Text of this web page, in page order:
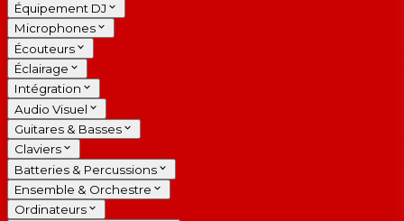
Équipement DJ
Microphones
Écouteurs
Éclairage
Intégration
Audio Visuel
Guitares & Basses
Claviers
Batteries & Percussions
Ensemble & Orchestre
Ordinateurs